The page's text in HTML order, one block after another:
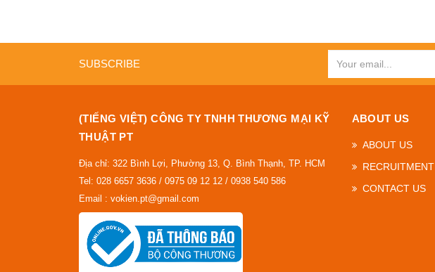
SUBSCRIBE
(TIẾNG VIỆT) CÔNG TY TNHH THƯƠNG MẠI KỸ
THUẬT PT
Địa chỉ: 322 Bình Lợi, Phường 13, Q. Bình Thạnh, TP. HCM
Tel: 028 6657 3636 / 0975 09 12 12 / 0938 540 586
Email : vokien.pt@gmail.com
ABOUT US
ABOUT US
RECRUITMENT
CONTACT US